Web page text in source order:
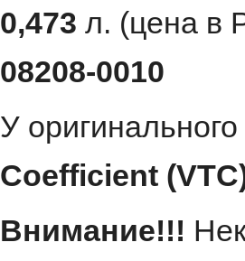
0,473 л. (цена в
08208-0010
У
Coefficient
Внимание!!!